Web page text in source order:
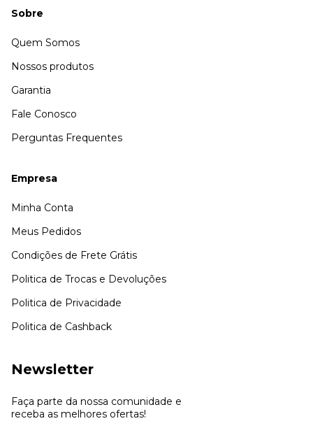
Sobre
Quem Somos
Nossos produtos
Garantia
Fale Conosco
Perguntas Frequentes
Empresa
Minha Conta
Meus Pedidos
Condições de Frete Grátis
Politica de Trocas e Devoluções
Politica de Privacidade
Politica de Cashback
Newsletter
Faça parte da nossa comunidade e
receba as melhores ofertas!